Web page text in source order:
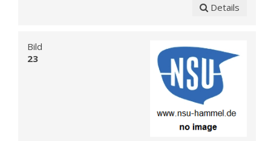
Details
Bild
23